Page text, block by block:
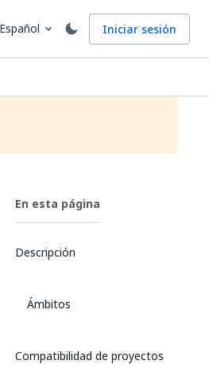
Español expand_more Iniciar sesión
En esta página
Descripción
Ámbitos
Compatibilidad de proyectos